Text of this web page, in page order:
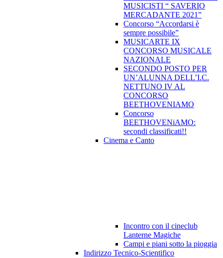
MUSICISTI “ SAVERIO
MERCADANTE 2021”
Concorso “Accordarsi è
sempre possibile”
MUSICARTE IX
CONCORSO MUSICALE
NAZIONALE
SECONDO POSTO PER
UN’ALUNNA DELL’I.C.
NETTUNO IV AL
CONCORSO
BEETHOVENIAMO
Concorso
BEETHOVENiAMO:
secondi classificati!!
Cinema e Canto
Incontro con il cineclub
Lanterne Magiche
Campi e piani sotto la pioggia
Indirizzo Tecnico-Scientifico